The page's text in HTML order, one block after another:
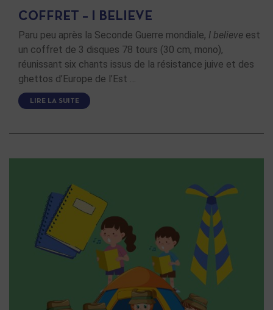
COFFRET – I BELIEVE
Paru peu après la Seconde Guerre mondiale, I believe est
un coffret de 3 disques 78 tours (30 cm, mono),
réunissant six chants issus de la résistance juive et des
ghettos d’Europe de l’Est …
LIRE LA SUITE